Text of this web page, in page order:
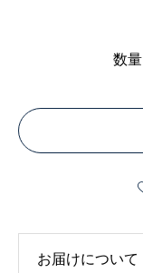
数量
お届けについて